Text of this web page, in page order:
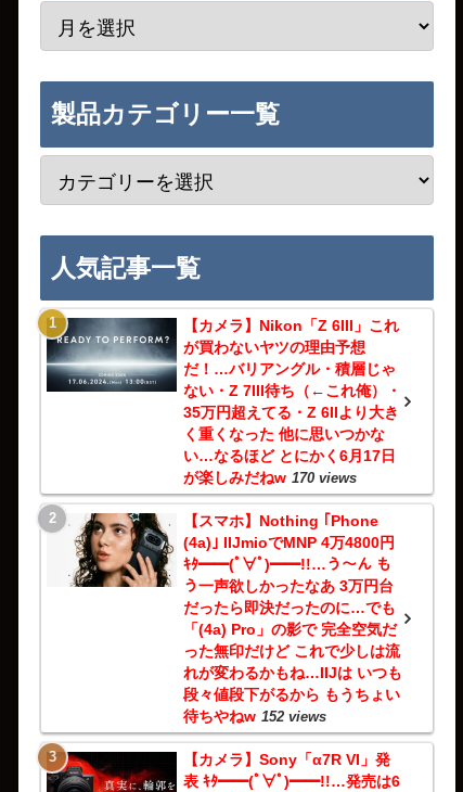
製品カテゴリー一覧
人気記事一覧
【カメラ】Nikon「Z 6III」これ
が買わないヤツの理由予想
だ！…バリアングル・積層じゃ
ない・Z 7III待ち（←これ俺）・
35万円超えてる・Z 6IIより大き
く重くなった 他に思いつかな
い…なるほど とにかく6月17日
が楽しみだねw 170 views
【スマホ】Nothing ｢Phone
(4a)｣ IIJmioでMNP 4万4800円
ｷﾀ━━(ﾟ∀ﾟ)━━!!…う～ん も
う一声欲しかったなあ 3万円台
だったら即決だったのに…でも
「(4a) Pro」の影で 完全空気だ
った無印だけど これで少しは流
れが変わるかもね…IIJは いつも
段々値段下がるから もうちょい
待ちやねw 152 views
【カメラ】Sony「α7R VI」発
表 ｷﾀ━━(ﾟ∀ﾟ)━━!!…発売は6